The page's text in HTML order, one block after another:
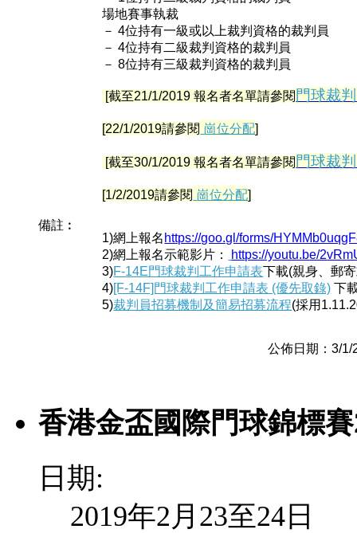
場地賽事執裁
－ 4位持有一級或以上裁判資格的裁判員
－ 4位持有二級裁判資格的裁判員
－ 8位持有三級裁判資格的裁判員
[截至21/1/2019 報名者名單請參閱 門球裁
[22/1/2019請參閱 崗位分配]
[截至30/1/2019 報名者名單請參閱 門球裁
[1/2/2019請參閱 崗位分配]
備註︰
1)網上報名 https://goo.gl/forms/
2)網上報名示範影片：
https://youtu.be/
3)F-14E門球裁判工作申請表下載(親身、郵
4)[F-14F]門球裁判工作申請表 (優先取錄) 下
5)裁判員招募機制及簡易招募流程(採用
公佈日期：3/1/
香港金盃國際門球錦標
日期:
2019年2月23至24日